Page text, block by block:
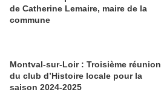
de Catherine Lemaire, maire de la
commune
Montval-sur-Loir : Troisième réunion
du club d’Histoire locale pour la
saison 2024-2025